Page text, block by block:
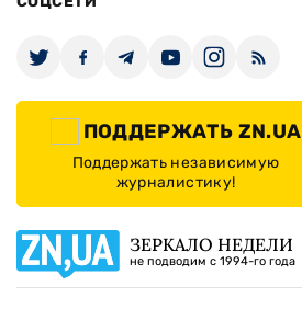
ПОДДЕРЖАТЬ ZN.UA
Поддержать независимую
журналистику!
ЗЕРКАЛО НЕДЕЛИ
не подводим с 1994-го года